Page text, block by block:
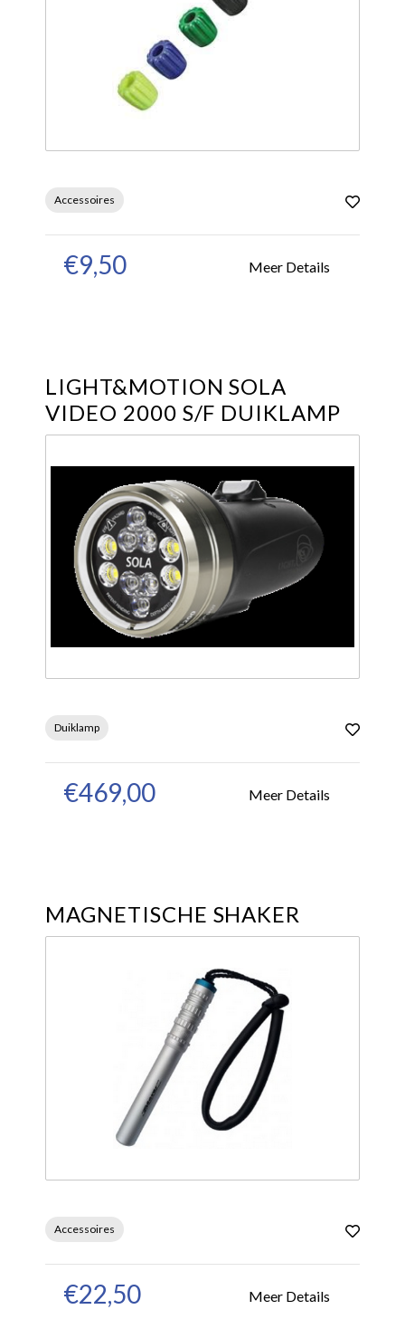
Accessoires
€9,50 Meer Details
LIGHT&MOTION SOLA
VIDEO 2000 S/F DUIKLAMP
Duiklamp
€469,00 Meer Details
MAGNETISCHE SHAKER
Accessoires
€22,50 Meer Details